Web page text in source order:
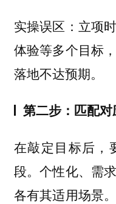
实操误区：立项
体验等多个目标
落地不达预期。
第二步：匹配
在敲定目标后，
段。个性化、需
各有其适用场景